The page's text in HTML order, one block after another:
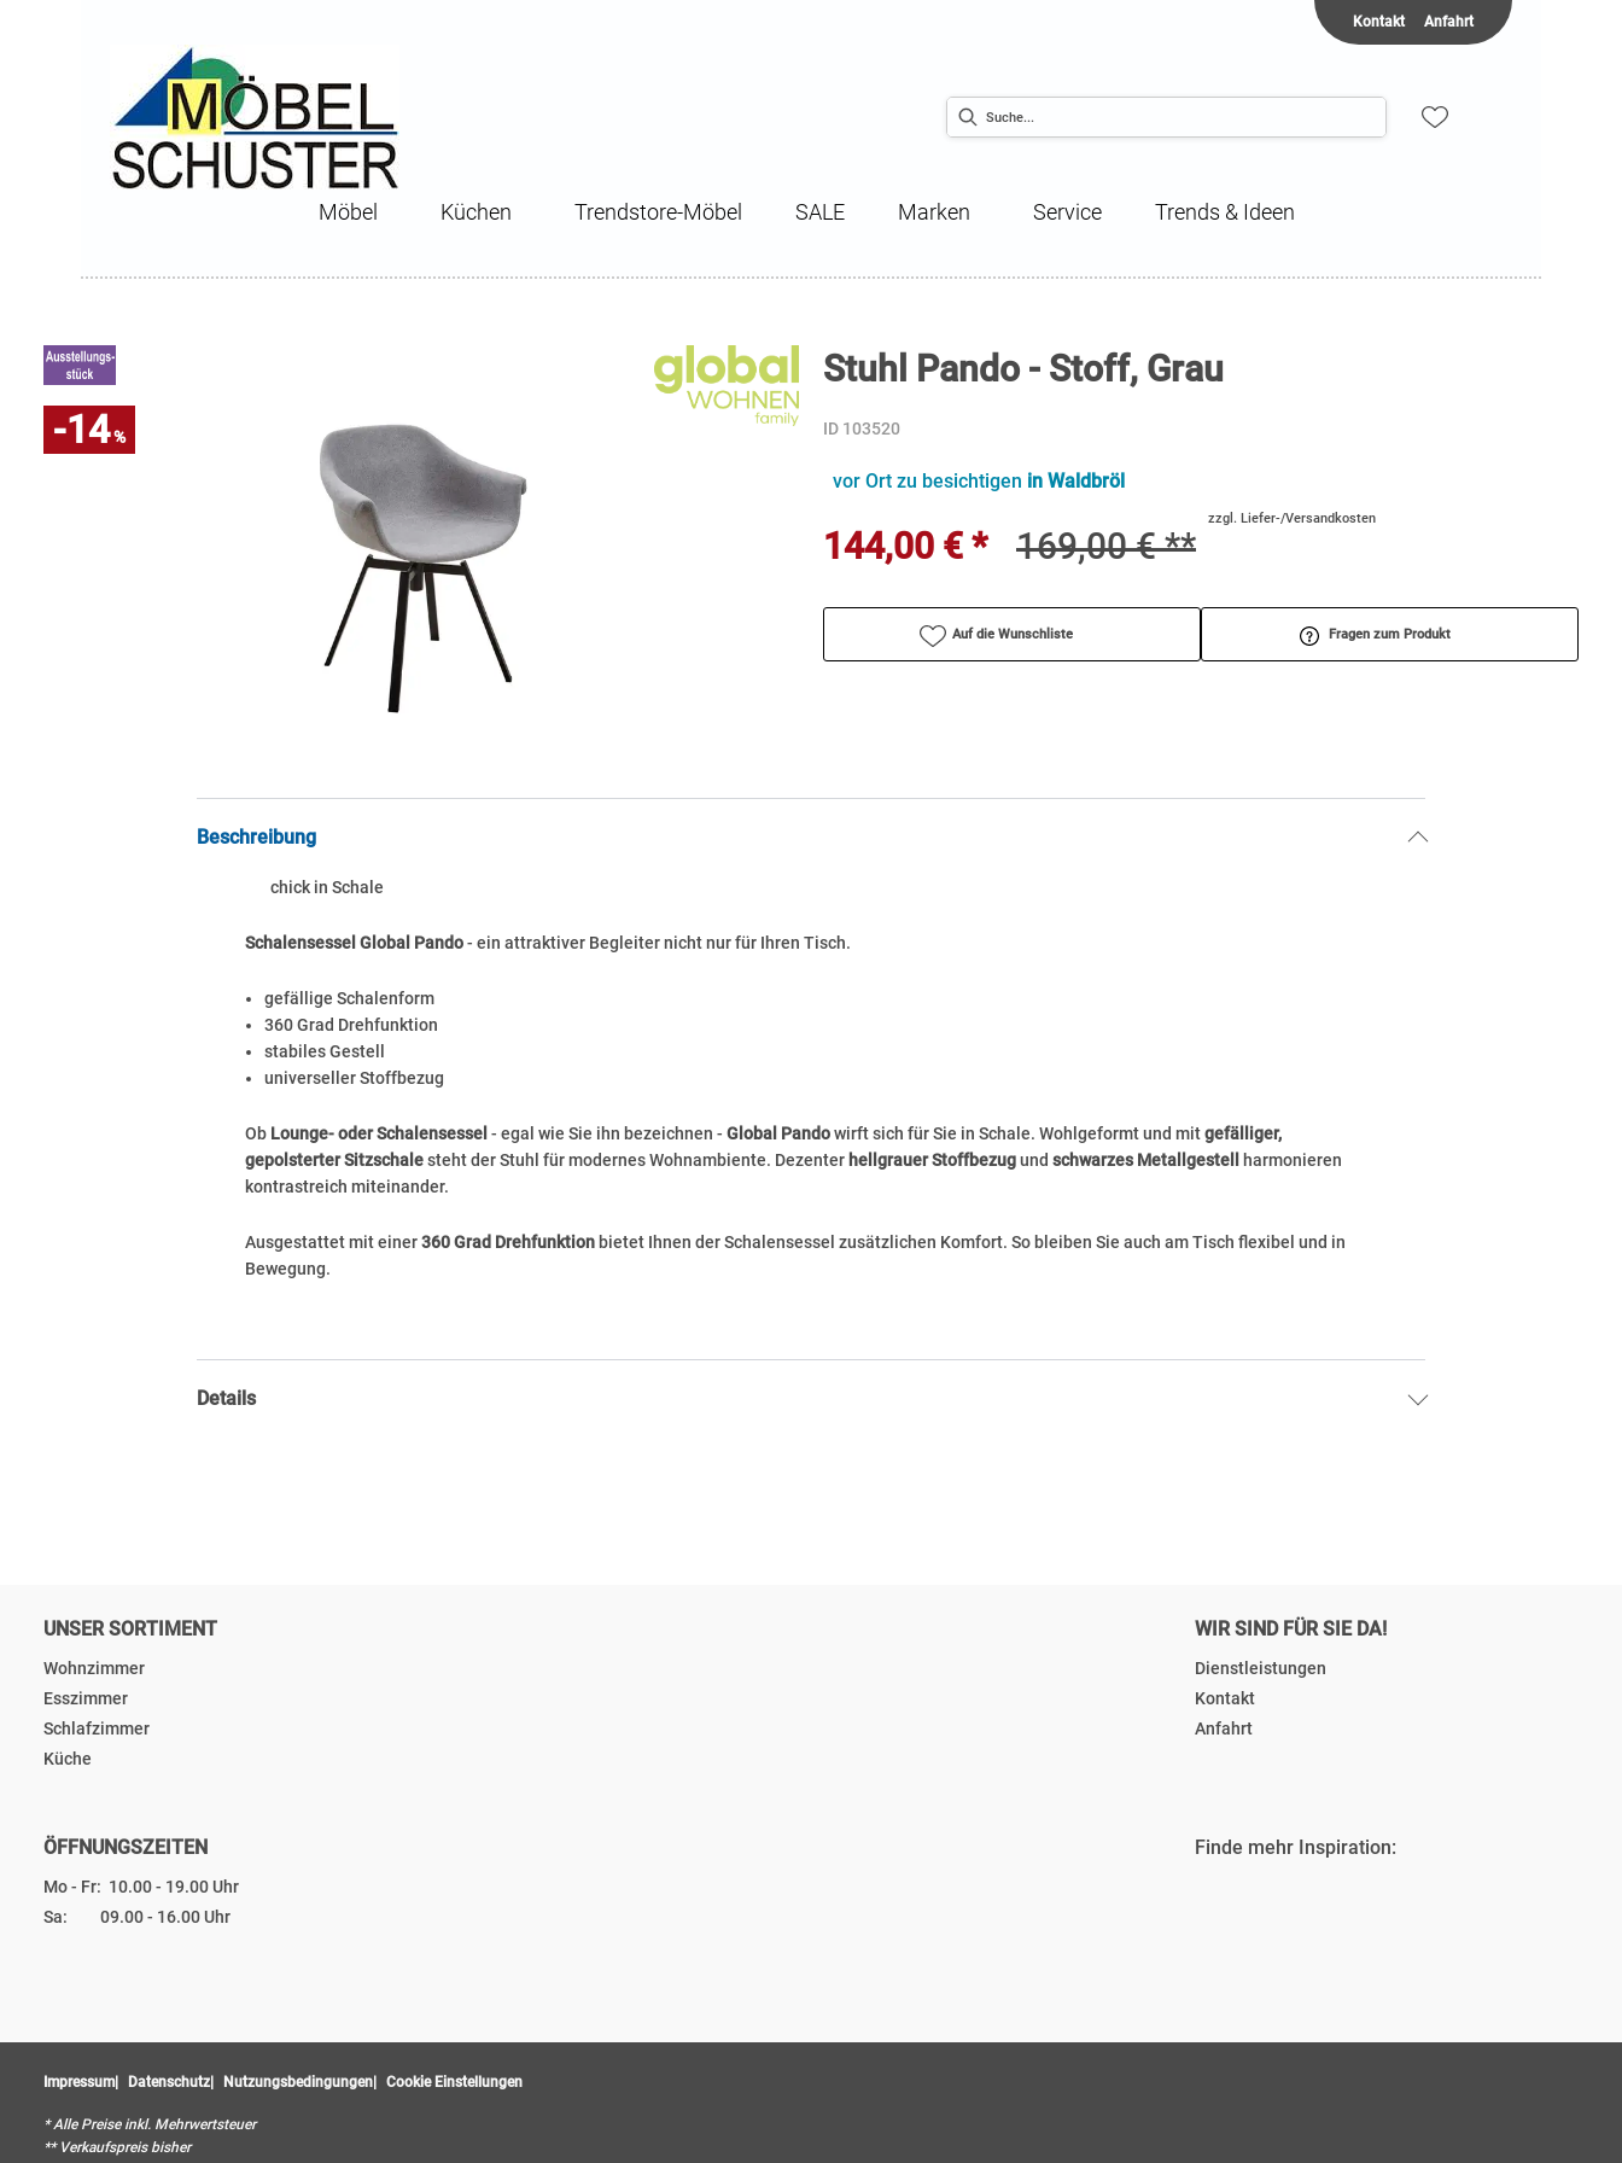
Kontakt Anfahrt
Möbel Küchen Trendstore-Möbel SALE Marken Service Trends & Ideen
-14%
Stuhl Pando - Stoff, Grau
ID 103520
vor Ort zu besichtigen in Waldbröl
144,00 € * 169,00 € **
zzgl. Liefer-/Versandkosten
Auf die Wunschliste Fragen zum Produkt
Beschreibung
chick in Schale
Schalensessel Global Pando- ein attraktiver Begleiter nicht nur für Ihren Tisch.
gefällige Schalenform
360 Grad Drehfunktion
stabiles Gestell
universeller Stoffbezug
Ob Lounge- oder Schalensessel- egal wie Sie ihn bezeichnen -Global Pandowirft sich für Sie in Schale. Wohlgeformt und mitgefälliger,
gepolsterter Sitzschalesteht der Stuhl für modernes Wohnambiente. Dezenter hellgrauer Stoffbezugundschwarzes Metallgestell
harmonieren
kontrastreich miteinander.
Ausgestattet mit einer360 Grad Drehfunktion bietet Ihnen der Schalensessel zusätzlichen Komfort. So bleiben Sie auch am Tisch flexibel und in
Bewegung.
Details
UNSER SORTIMENT
Wohnzimmer
Esszimmer
Schlafzimmer
Küche
WIR SIND FÜR SIE DA!
Dienstleistungen
Kontakt
Anfahrt
ÖFFNUNGSZEITEN
Mo - Fr: 10.00 - 19.00 Uhr
Sa: 09.00 - 16.00 Uhr
Finde mehr Inspiration:
Impressum Datenschutz Nutzungsbedingungen Cookie Einstellungen
* Alle Preise inkl. Mehrwertsteuer
** Verkaufspreis bisher